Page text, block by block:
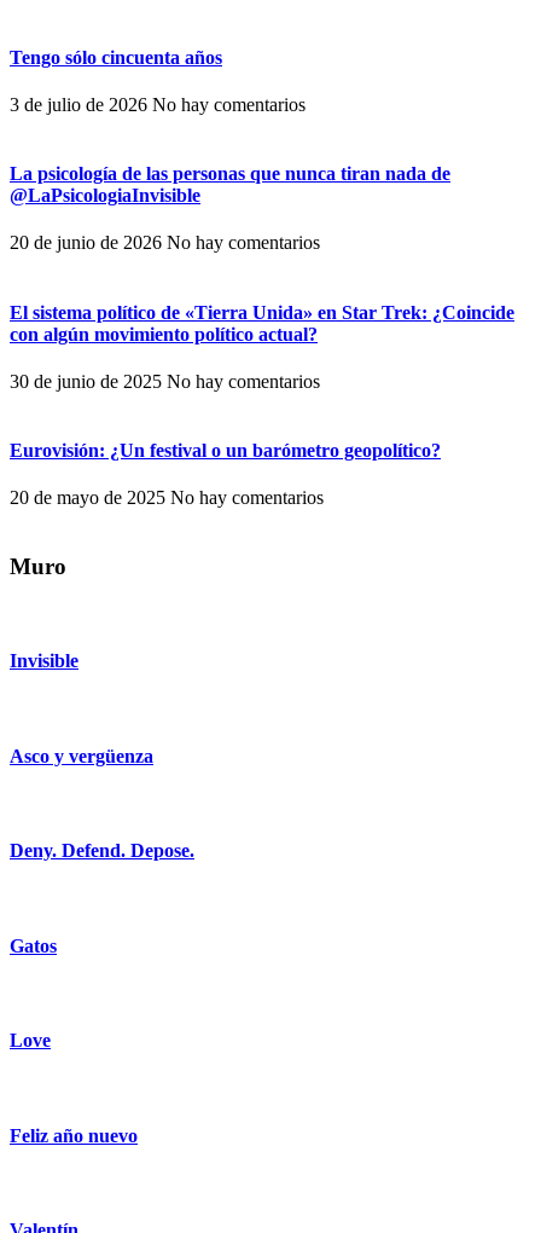
Tengo sólo cincuenta años
3 de julio de 2026 No hay comentarios
La psicología de las personas que nunca tiran nada de
@LaPsicologiaInvisible
20 de junio de 2026 No hay comentarios
El sistema político de «Tierra Unida» en Star Trek: ¿Coincide
con algún movimiento político actual?
30 de junio de 2025 No hay comentarios
Eurovisión: ¿Un festival o un barómetro geopolítico?
20 de mayo de 2025 No hay comentarios
Muro
Invisible
Asco y vergüenza
Deny. Defend. Depose.
Gatos
Love
Feliz año nuevo